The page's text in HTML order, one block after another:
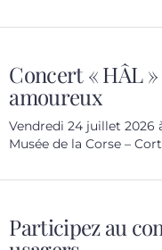
Concert « HÂL
amoureux
Vendredi 24 juillet 2026
Musée de la Corse –
Participez au